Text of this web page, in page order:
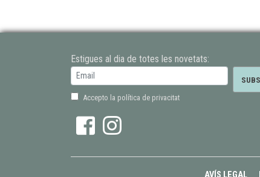
Estigues al dia de totes les novetats:
Accepto la política de privacitat
AVÍS LEGAL